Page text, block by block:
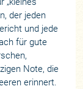
der jeden
und jede
für gute
Note, die
erinnert.